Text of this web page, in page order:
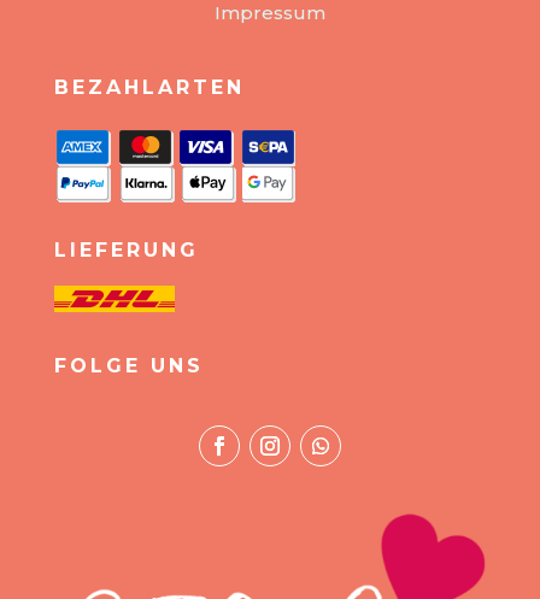
Impressum
BEZAHLARTEN
LIEFERUNG
FOLGE UNS